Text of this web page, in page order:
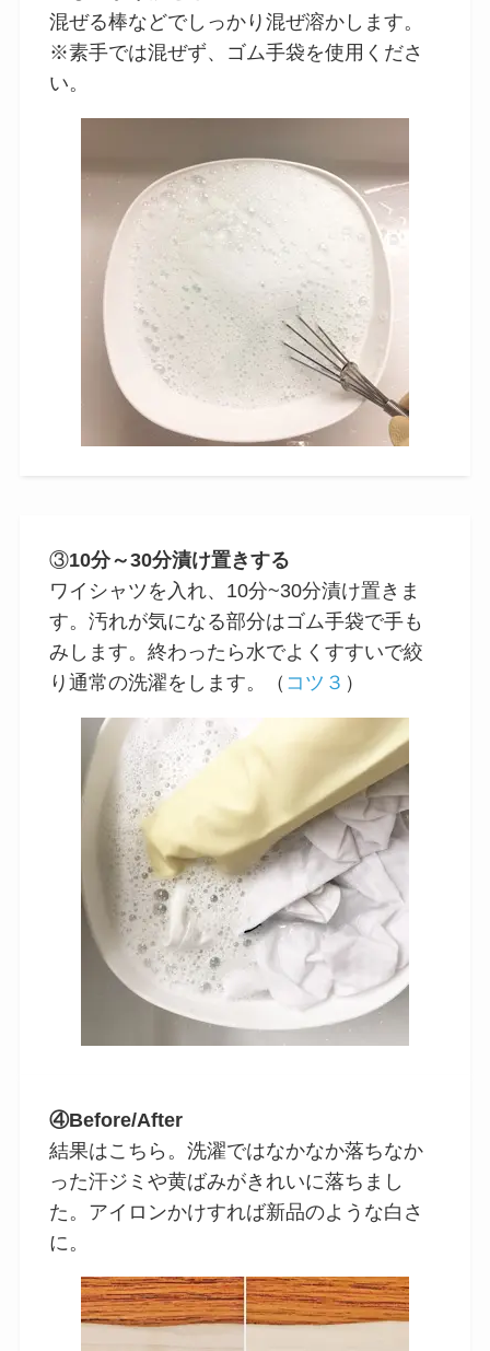
混ぜる棒などでしっかり混ぜ溶かします。
※素手では混ぜず、ゴム手袋を使用くださ
い。
③10分～30分漬け置きする
ワイシャツを入れ、10分~30分漬け置きま
す。汚れが気になる部分はゴム手袋で手も
みします。終わったら水でよくすすいで絞
り通常の洗濯をします。（ コツ３ ）
④Before/After
結果はこちら。洗濯ではなかなか落ちなか
った汗ジミや黄ばみがきれいに落ちまし
た。アイロンかけすれば新品のような白さ
に。